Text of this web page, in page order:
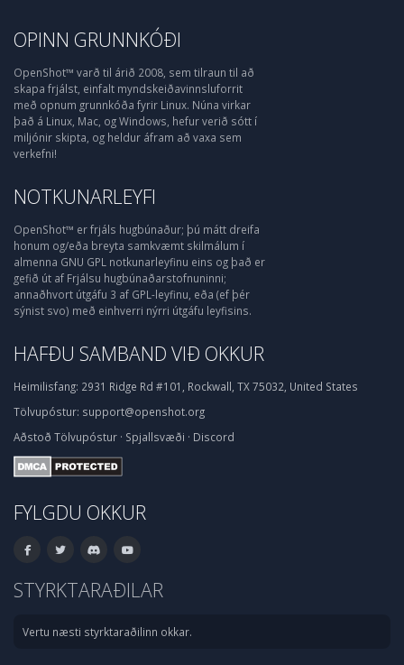
OPINN GRUNNKÓÐI
OpenShot™ varð til árið 2008, sem tilraun til að
skapa frjálst, einfalt myndskeiðavinnsluforrit
með opnum grunnkóða fyrir Linux. Núna virkar
það á Linux, Mac, og Windows, hefur verið sótt í
miljónir skipta, og heldur áfram að vaxa sem
verkefni!
NOTKUNARLEYFI
OpenShot™ er frjáls hugbúnaður; þú mátt dreifa
honum og/eða breyta samkvæmt skilmálum í
almenna GNU GPL notkunarleyfinu eins og það er
gefið út af Frjálsu hugbúnaðarstofnuninni;
annaðhvort útgáfu 3 af GPL-leyfinu, eða (ef þér
sýnist svo) með einhverri nýrri útgáfu leyfisins.
HAFÐU SAMBAND VIÐ OKKUR
Heimilisfang: 2931 Ridge Rd #101, Rockwall, TX 75032, United States
Tölvupóstur: support@openshot.org
Aðstoð Tölvupóstur · Spjallsvæði · Discord
FYLGDU OKKUR
STYRKTARAÐILAR
Vertu næsti styrktaraðilinn okkar.